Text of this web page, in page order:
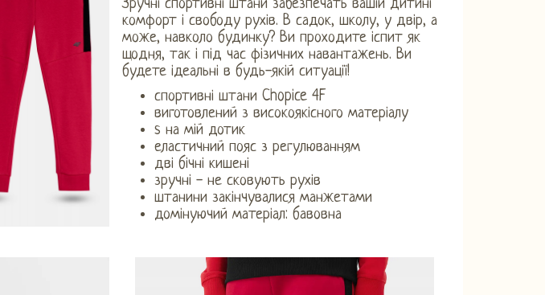
Зручні спортивні штани забезпечать вашій дитині
комфорт і свободу рухів. В садок, школу, у двір, а
може, навколо будинку? Ви проходите іспит як
щодня, так і під час фізичних навантажень. Ви
будете ідеальні в будь-якій ситуації!
спортивні штани Chopice 4F
виготовлений з високоякісного матеріалу
s на мій дотик
еластичний пояс з регулюванням
дві бічні кишені
зручні - не сковують рухів
штанини закінчувалися манжетами
домінуючий матеріал: бавовна